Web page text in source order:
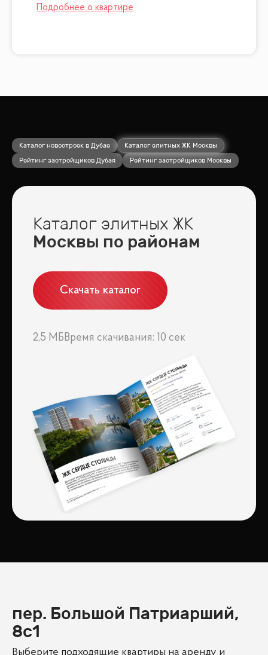
Каталог новостроек в Дубае
Каталог элитных ЖК Москвы
Рейтинг застройщиков Дубая
Рейтинг застройщиков Москвы
Каталог элитных ЖК
Москвы по районам
Скачать каталог
2,5 МБ Время скачивания: 10 сек
пер. Большой Патриарший,
8с1
Выберите подходящие квартиры на аренду и